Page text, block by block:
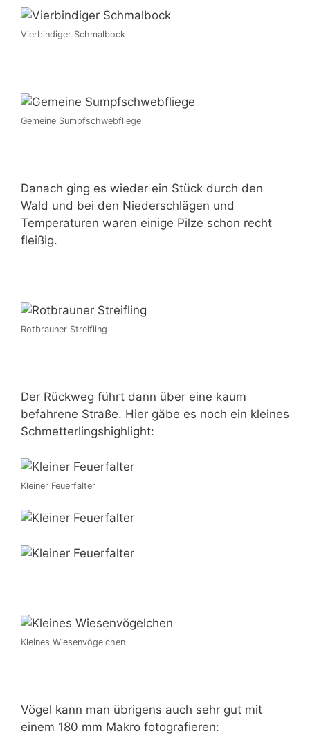
Vierbindiger Schmalbock
Gemeine Sumpfschwebfliege
Danach ging es wieder ein Stück durch den
Wald und bei den Niederschlägen und
Temperaturen waren einige Pilze schon recht
fleißig.
Rotbrauner Streifling
Der Rückweg führt dann über eine kaum
befahrene Straße. Hier gäbe es noch ein kleines
Schmetterlingshighlight:
Kleiner Feuerfalter
Kleines Wiesenvögelchen
Vögel kann man übrigens auch sehr gut mit
einem 180 mm Makro fotografieren: